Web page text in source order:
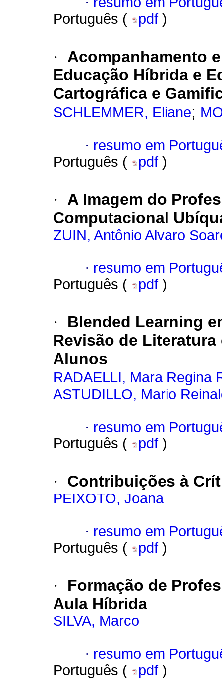
Português (
pdf )
·
Acompanhamento
Educação Híbrida e
Cartográfica e
SCHLEMMER, Eliane;
· resumo em
Português (
pdf )
·
A Imagem do
Computacional
ZUIN, Antônio Alvaro
· resumo em
Português (
pdf )
·
Blended Learning
Revisão de
Alunos
RADAELLI, Mara Regina
ASTUDILLO, Mario
· resumo em
Português (
pdf )
· Contribuições à
PEIXOTO, Joana
· resumo em
Português (
pdf )
·
Formação de
Aula Híbrida
SILVA, Marco
· resumo em
Português (
pdf )